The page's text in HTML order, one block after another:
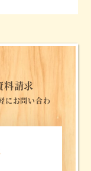
料請求
にお問い合わ